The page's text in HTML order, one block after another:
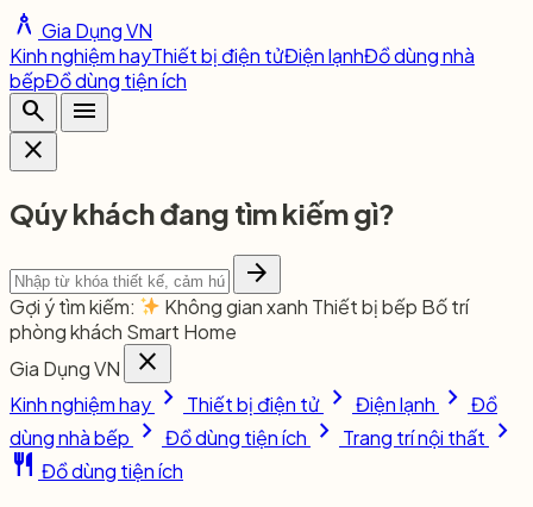
architecture Gia Dụng VN
Kinh nghiệm hayThiết bị điện tửĐiện lạnhĐồ dùng nhà
bếpĐồ dùng tiện ích
search
menu
close
Qúy khách đang tìm kiếm gì?
arrow_forward
Gợi ý tìm kiếm: Không gian xanh Thiết bị bếp Bố trí
phòng khách Smart Home
Gia Dụng VN
close
Kinh nghiệm hay chevron_right Thiết bị điện tử chevron_right Điện lạnh chevron_right Đồ
dùng nhà bếp chevron_right Đồ dùng tiện ích chevron_right Trang trí nội thất chevron_right
restaurant Đồ dùng tiện ích